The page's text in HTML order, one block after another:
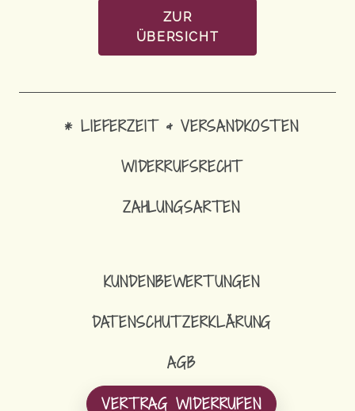
ZUR
ÜBERSICHT
* LIEFERZEIT & VERSANDKOSTEN
WIDERRUFSRECHT
ZAHLUNGSARTEN
KUNDENBEWERTUNGEN
DATENSCHUTZERKLÄRUNG
AGB
VERTRAG WIDERRUFEN